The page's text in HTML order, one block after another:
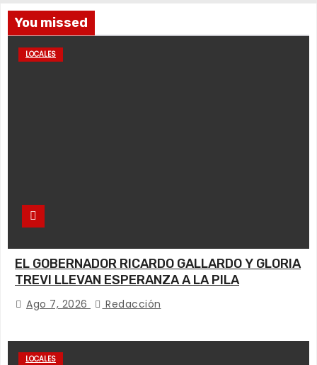
You missed
LOCALES
EL GOBERNADOR RICARDO GALLARDO Y GLORIA
TREVI LLEVAN ESPERANZA A LA PILA
Ago 7, 2026 Redacción
LOCALES